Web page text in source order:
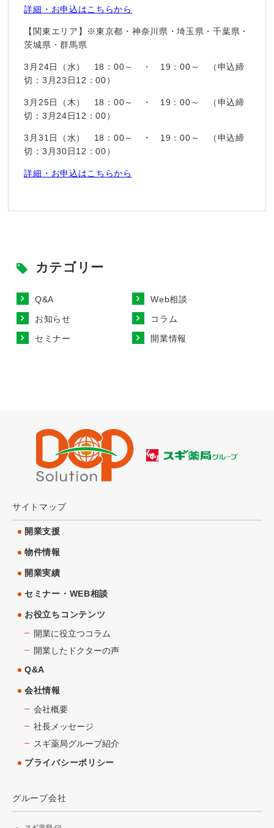
詳細・お申込はこちらから
【関東エリア】※東京都・神奈川県・埼玉県・千葉県・
茨城県・群馬県
3月24日（水） 18：00～ ・ 19：00～ （申込締
切：3月23日12：00）
3月25日（木） 18：00～ ・ 19：00～ （申込締
切：3月24日12：00）
3月31日（水） 18：00～ ・ 19：00～ （申込締
切：3月30日12：00）
詳細・お申込はこちらから
カテゴリー
Q&A
Web相談
お知らせ
コラム
セミナー
開業情報
サイトマップ
開業支援
物件情報
開業実績
セミナー・WEB相談
お役立ちコンテンツ
開業に役立つコラム
開業したドクターの声
Q&A
会社情報
会社概要
社長メッセージ
スギ薬局グループ紹介
プライバシーポリシー
グループ会社